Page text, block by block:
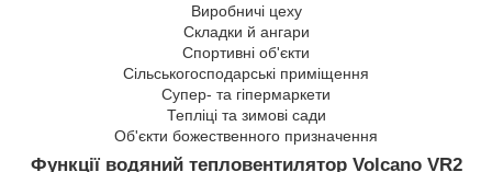
Виробничі цеху
Складки й ангари
Спортивні об'єкти
Сільськогосподарські приміщення
Супер- та гіпермаркети
Тепліці та зимові сади
Об'єкти божественного призначення
Функції водяний тепловентилятор Volcano VR2